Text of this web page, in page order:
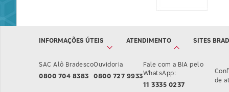
INFORMAÇÕES ÚTEIS ATENDIMENTO
SAC Alô Bradesco
0800 704 8383
Ouvidoria
0800 727 9933
Fale com a BIA pelo
WhatsApp:
11 3335 0237
de
SITES